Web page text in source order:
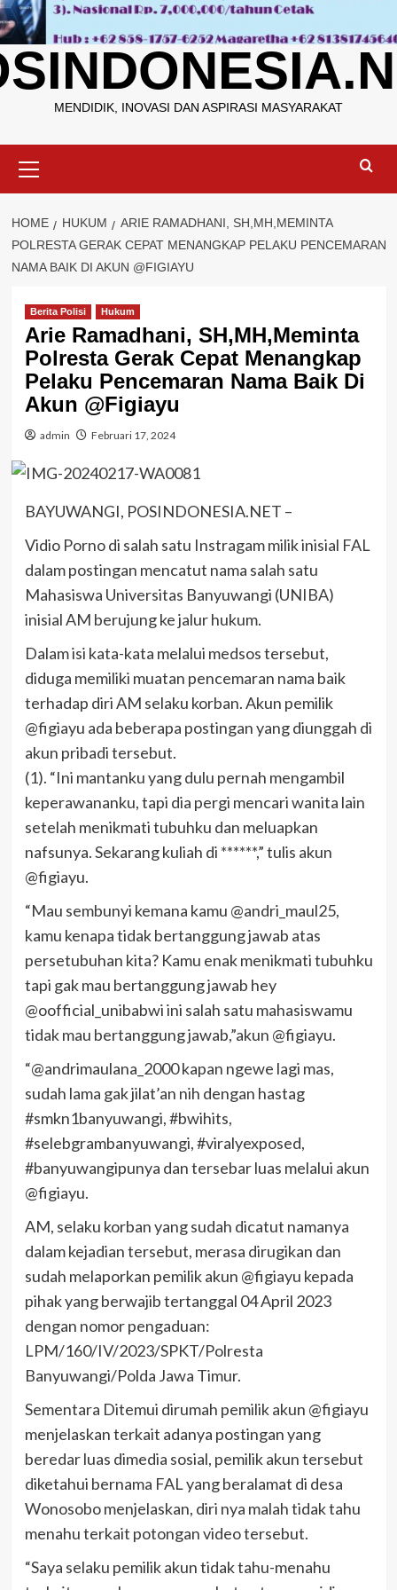
MENDIDIK, INOVASI DAN ASPIRASI MASYARAKAT
Menu
HOME HUKUM
ARIE RAMADHANI, SH,MH,MEMINTA
POLRESTA GERAK CEPAT MENANGKAP PELAKU PENCEMARAN
NAMA BAIK DI AKUN @FIGIAYU
Berita Polisi Hukum
Arie Ramadhani, SH,MH,Meminta
Polresta Gerak Cepat Menangkap
Pelaku Pencemaran Nama Baik Di
Akun @Figiayu
admin Februari 17, 2024
BAYUWANGI, POSINDONESIA.NET –
Vidio Porno di salah satu Instragam milik inisial FAL
dalam postingan mencatut nama salah satu
Mahasiswa Universitas Banyuwangi (UNIBA)
inisial AM berujung ke jalur hukum.
Dalam isi kata-kata melalui medsos tersebut,
diduga memiliki muatan pencemaran nama baik
terhadap diri AM selaku korban. Akun pemilik
@figiayu ada beberapa postingan yang diunggah di
akun pribadi tersebut.
(1). “Ini mantanku yang dulu pernah mengambil
keperawananku, tapi dia pergi mencari wanita lain
setelah menikmati tubuhku dan meluapkan
nafsunya. Sekarang kuliah di ******,” tulis akun
@figiayu.
“Mau sembunyi kemana kamu @andri_maul25,
kamu kenapa tidak bertanggung jawab atas
persetubuhan kita? Kamu enak menikmati tubuhku
tapi gak mau bertanggung jawab hey
@oofficial_unibabwi ini salah satu mahasiswamu
tidak mau bertanggung jawab,”akun @figiayu.
“@andrimaulana_2000 kapan ngewe lagi mas,
sudah lama gak jilat’an nih dengan hastag
#smkn1banyuwangi, #bwihits,
#selebgrambanyuwangi, #viralyexposed,
#banyuwangipunya dan tersebar luas melalui akun
@figiayu.
AM, selaku korban yang sudah dicatut namanya
dalam kejadian tersebut, merasa dirugikan dan
sudah melaporkan pemilik akun @figiayu kepada
pihak yang berwajib tertanggal 04 April 2023
dengan nomor pengaduan:
LPM/160/IV/2023/SPKT/Polresta
Banyuwangi/Polda Jawa Timur.
Sementara Ditemui dirumah pemilik akun @figiayu
menjelaskan terkait adanya postingan yang
beredar luas dimedia sosial, pemilik akun tersebut
diketahui bernama FAL yang beralamat di desa
Wonosobo menjelaskan, diri nya malah tidak tahu
menahu terkait potongan video tersebut.
“Saya selaku pemilik akun tidak tahu-menahu